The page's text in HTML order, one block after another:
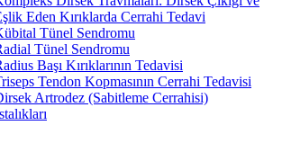
Eden Kırıklarda Cerrahi Tedavi
Tünel Sendromu
Tünel Sendromu
Başı Kırıklarının Tedavisi
Tendon Kopmasının Cerrahi Tedavisi
Artrodez (Sabitleme Cerrahisi)